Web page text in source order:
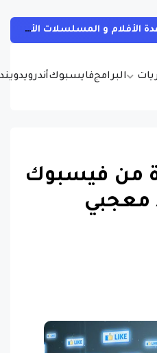
البرامجفايسبوكأندرويد
أفضل 4 مواقع عربية لمشاهدة الأفلام و المسلسلات الأجنبية بجودات مختلفة و بالمجان مع مترجمة
من فيسبوك
معجبي